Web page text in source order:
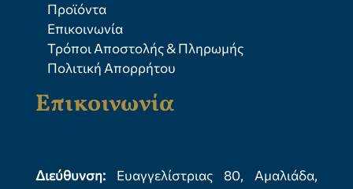
Προϊόντα
Επικοινωνία
Τρόποι Αποστολής & Πληρωμής
Πολιτική Απορρήτου
Επικοινωνία
Διεύθυνση: Ευαγγελίστριας 80, Αμαλιάδα,